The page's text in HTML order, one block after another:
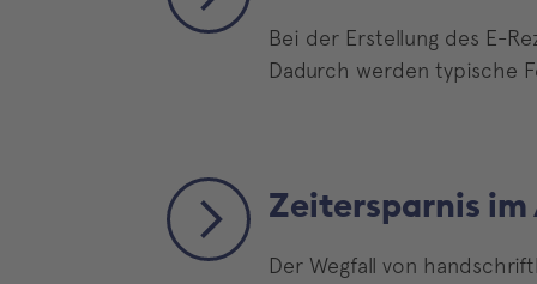
Bei der Erstellung des E-
Dadurch werden typische
Zeitersparnis
Der Wegfall von